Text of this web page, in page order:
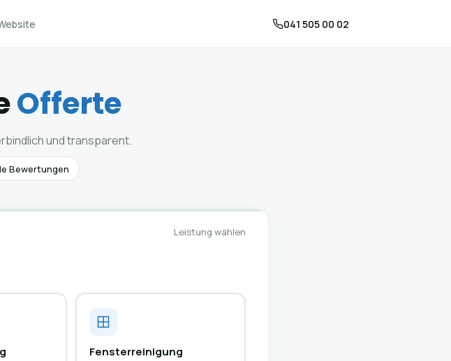
041 505 00 02
Offerte
und transparent.
Bewertungen
Leistung wählen
Fensterreinigung